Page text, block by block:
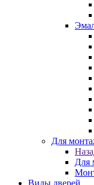
Для
Для
Виды дверей